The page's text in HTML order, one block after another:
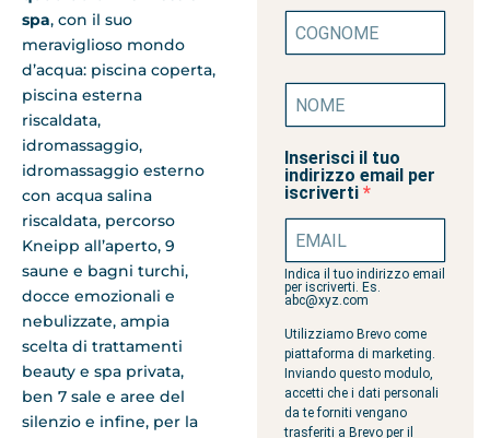
spa, con il suo
meraviglioso mondo
d’acqua: piscina coperta,
piscina esterna
riscaldata,
idromassaggio,
idromassaggio esterno
con acqua salina
riscaldata, percorso
Kneipp all’aperto, 9
saune e bagni turchi,
docce emozionali e
nebulizzate, ampia
scelta di trattamenti
beauty e spa privata,
ben 7 sale e aree del
silenzio e infine, per la
Inserisci il tuo
indirizzo email per
iscriverti
Indica il tuo indirizzo email
per iscriverti. Es.
abc@xyz.com
Utilizziamo Brevo come
piattaforma di marketing.
Inviando questo modulo,
accetti che i dati personali
da te forniti vengano
trasferiti a Brevo per il